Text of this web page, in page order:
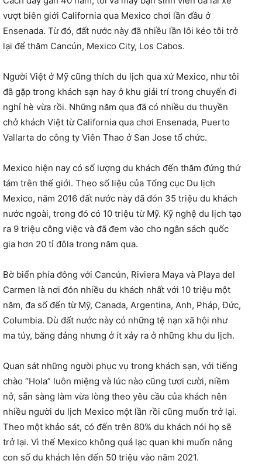
vượt biên giới California qua Mexico chơi lần đầu ở
Ensenada. Từ đó, đất nước này đã nhiều lần lôi kéo tôi trở
lại để thăm Cancún, Mexico City, Los Cabos.
Người Việt ở Mỹ cũng thích du lịch qua xứ Mexico, như tôi
đã gặp trong khách sạn hay ở khu giải trí trong chuyến đi
nghỉ hè vừa rồi. Những năm qua đã có nhiều du thuyền
chở khách Việt từ California qua chơi Ensenada, Puerto
Vallarta do công ty Viên Thao ở San Jose tổ chức.
Mexico hiện nay có số lượng du khách đến thăm đứng thứ
tám trên thế giới. Theo số liệu của Tổng cục Du lịch
Mexico, năm 2016 đất nước này đã đón 35 triệu du khách
nước ngoài, trong đó có 10 triệu từ Mỹ. Kỹ nghệ du lịch tạo
ra 9 triệu công việc và đã đem vào cho ngân sách quốc
gia hơn 20 tỉ đôla trong năm qua.
Bờ biển phía đông với Cancún, Riviera Maya và Playa del
Carmen là nơi đón nhiều du khách nhất với 10 triệu một
năm, đa số đến từ Mỹ, Canada, Argentina, Anh, Pháp, Đức,
Columbia. Dù đất nước này có những tệ nạn xã hội như
ma túy, băng đảng nhưng ở ít xảy ra ở những khu du lịch.
Quan sát những người phục vụ trong khách sạn, với tiếng
chào “Hola” luôn miệng và lúc nào cũng tươi cười, niềm
nở, sẵn sàng làm vừa lòng theo yêu cầu của khách nên
nhiều người du lịch Mexico một lần rồi cũng muốn trở lại.
Theo một khảo sát, có đến trên 80% du khách nói họ sẽ
trở lại. Vì thế Mexico không quá lạc quan khi muốn nâng
con số du khách lên đến 50 triệu vào năm 2021.